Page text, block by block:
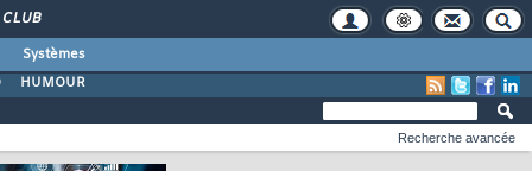
CLUB
Systèmes
HUMOUR
Recherche avancée